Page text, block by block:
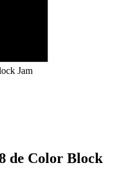
Jam
de Color Block